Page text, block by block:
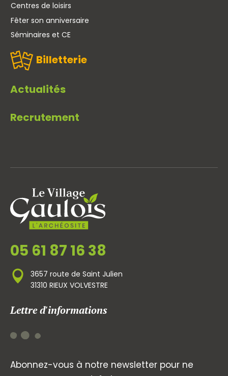
Centres de loisirs
Fêter son anniversaire
Séminaires et CE
Billetterie
Actualités
Recrutement
05 61 87 16 38
3657 route de Saint Julien
31310 RIEUX VOLVESTRE
Lettre d'informations
Abonnez-vous à notre newsletter pour ne